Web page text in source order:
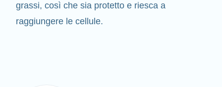
grassi, così che sia protetto e riesca a
raggiungere le cellule.